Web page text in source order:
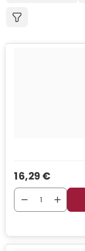
Verkaufspreis
16,29 €